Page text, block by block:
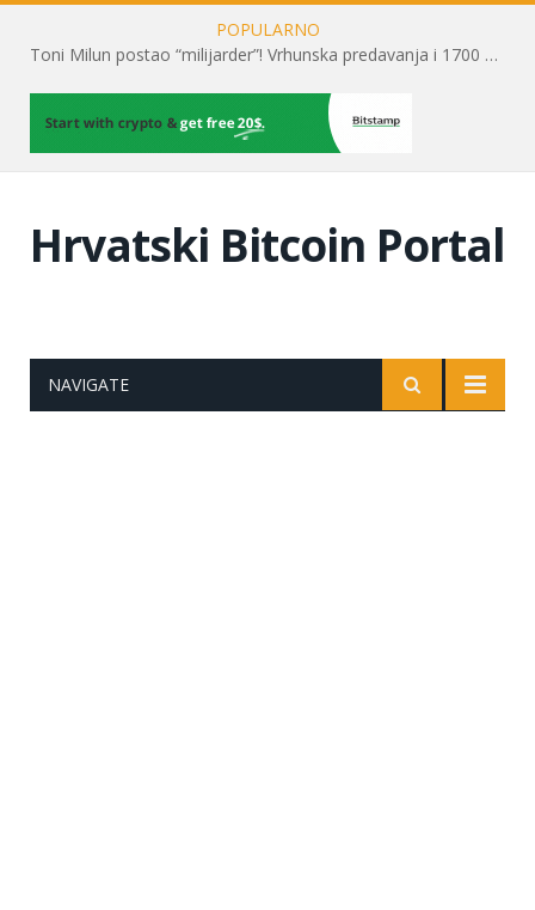
POPULARNO
Toni Milun postao “milijarder”! Vrhunska predavanja i 1700 posjetitelja obilježili su mjesec financijske pismenosti
Hrvatski Bitcoin Portal
NAVIGATE